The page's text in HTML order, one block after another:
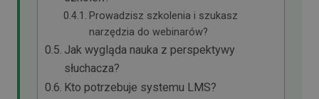
Prowadzisz szkolenia i szukasz
narzędzia do webinarów?
Jak wygląda nauka z perspektywy
słuchacza?
Kto potrzebuje systemu LMS?